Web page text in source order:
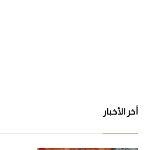
أخر الأخبار